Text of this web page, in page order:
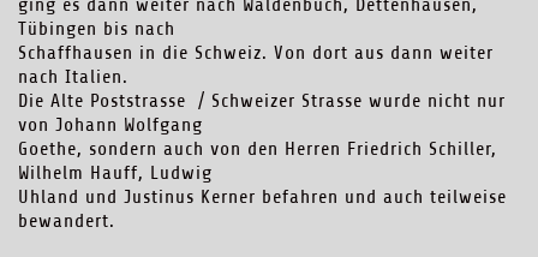
ging es dann weiter nach Waldenbuch, Dettenhausen,
Tübingen bis nach
Schaffhausen in die Schweiz. Von dort aus dann weiter
nach Italien.
Die Alte Poststrasse / Schweizer Strasse wurde nicht nur
von Johann Wolfgang
Goethe, sondern auch von den Herren Friedrich Schiller,
Wilhelm Hauff, Ludwig
Uhland und Justinus Kerner befahren und auch teilweise
bewandert.